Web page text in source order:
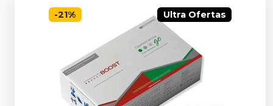
Ultra Ofertas
-21%